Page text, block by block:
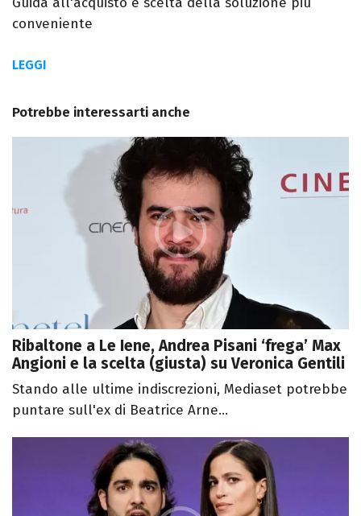
conveniente
LEGGI
Potrebbe interessarti anche
Ribaltone a Le Iene, Andrea Pisani ‘frega’ Max
Angioni e la scelta (giusta) su Veronica Gentili
Stando alle ultime indiscrezioni, Mediaset potrebbe
puntare sull'ex di Beatrice Arne...